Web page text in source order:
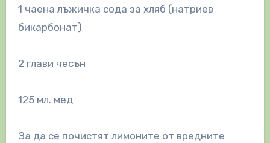
1 чаена лъжичка сода за хляб (натриев
бикарбонат)
2 глави чесън
125 мл. мед
За да се почистят лимоните от вредните